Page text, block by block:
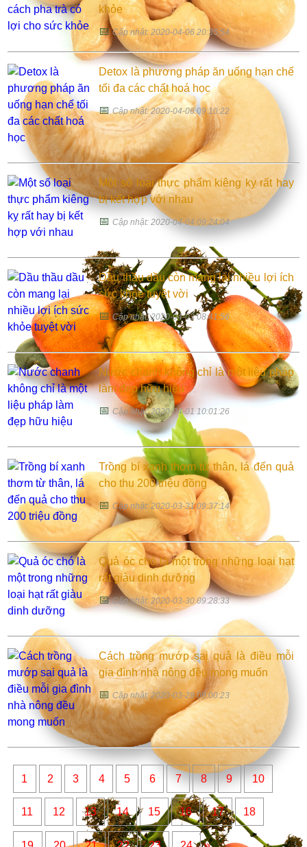
khỏe
📅Cập nhật: 2020-04-06 20:35:54
Detox là phương pháp ăn uống hạn chế
tối đa các chất hoá học
📅Cập nhật: 2020-04-06 09:10:22
Một số loại thực phẩm kiêng kỵ rất hay
bị kết hợp với nhau
📅Cập nhật: 2020-04-04 09:24:04
Dầu thầu dầu còn mang lại nhiều lợi ích
sức khỏe tuyệt vời
📅Cập nhật: 2020-04-03 08:41:56
Nước chanh không chỉ là một liệu pháp
làm đẹp hữu hiệu
📅Cập nhật: 2020-04-01 10:01:26
Trồng bí xanh thơm từ thân, lá đến quả
cho thu 200 triệu đồng
📅Cập nhật: 2020-03-31 09:37:14
Quả óc chó là một trong những loại hạt
rất giàu dinh dưỡng
📅Cập nhật: 2020-03-30 09:28:33
Cách trồng mướp sai quả là điều mỗi
gia đình nhà nông đều mong muốn
📅Cập nhật: 2020-03-28 09:00:23
1 2 3 4 5 6 7 8 9 10
11 12 13 14 15 16 17 18